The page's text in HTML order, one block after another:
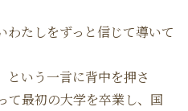
わたしをずっと信じて導いて
という一言に背中を押さ
て最初の大学を卒業し、国